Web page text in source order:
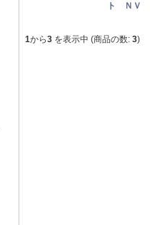
ト ＮＶ
1から3 を表示中 (商品の数: 3)